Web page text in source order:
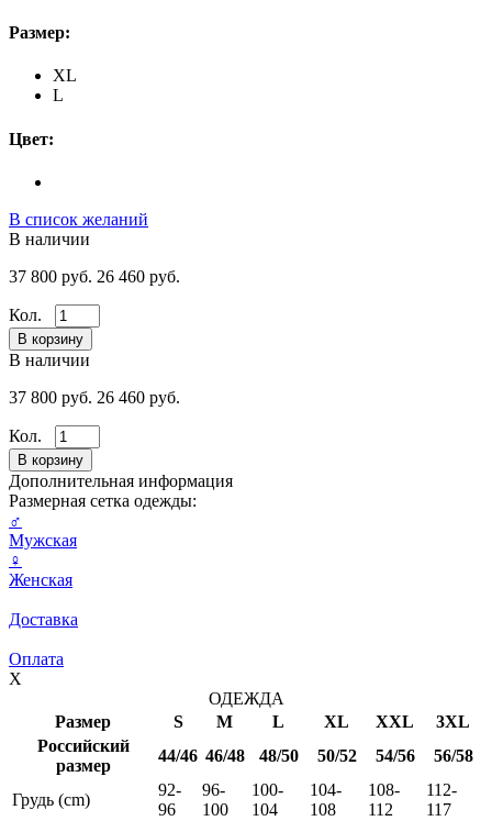
Размер:
XL
L
Цвет:
В список желаний
В наличии
37 800 руб. 26 460 руб.
Кол.
В наличии
37 800 руб. 26 460 руб.
Кол.
Дополнительная информация
Размерная сетка одежды:
♂
Мужская
♀
Женская
Доставка
Оплата
X
ОДЕЖДА
Размер
S M L XL XXL
3XL
Российский
размер
44/46 46/48 48/50 50/52 54/56 56/58
Грудь (cm)
92-
96
96-
100
100-
104
104-
108
108-
112
112-
117